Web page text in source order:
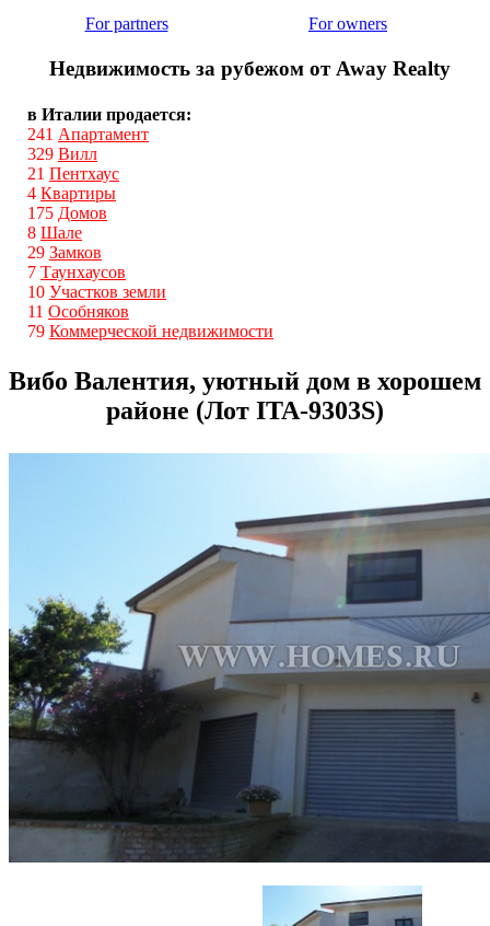
For partners For owners
Недвижимость за рубежом от Away Realty
в Италии продается:
241 Апартамент
329 Вилл
21 Пентхаус
4 Квартиры
175 Домов
8 Шале
29 Замков
7 Таунхаусов
10 Участков земли
11 Особняков
79 Коммерческой недвижимости
Вибо Валентия, уютный дом в хорошем
районе (Лот ITA-9303S)